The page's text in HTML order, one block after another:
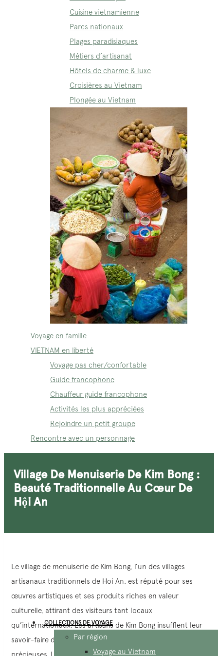
Cuisine vietnamienne
Parcs nationaux
Plages paradisiaques
Métiers d’artisanat
Hôtels de charme & luxe
Croisières au Vietnam
Plongée au Vietnam
Voyage en famille
VIETNAM en liberté
Voyage pas cher/confortable
Guide francophone
Chauffeur guide francophone
Activités les plus appréciées
Rejoindre un petit groupe
Rencontre avec un personnage
COLLECTIONS DE VOYAGE
Par région
Voyage au Vietnam
Village De Menuiserie De Kim Bong :
Beauté Traditionnelle Au Cœur De
Hội An
Le village de menuiserie de Kim Bong, l’un des villages
artisanaux traditionnels de Hoi An, est réputé pour ses
œuvres artistiques et ses produits riches en valeur
culturelle, attirant des visiteurs tant locaux
qu’internationaux. Les artisans de Kim Bong insufflent leur
savoir-faire dans le bois pour créer des pièces raffinées et
précieuses. Une journée de visite au village vous permet de